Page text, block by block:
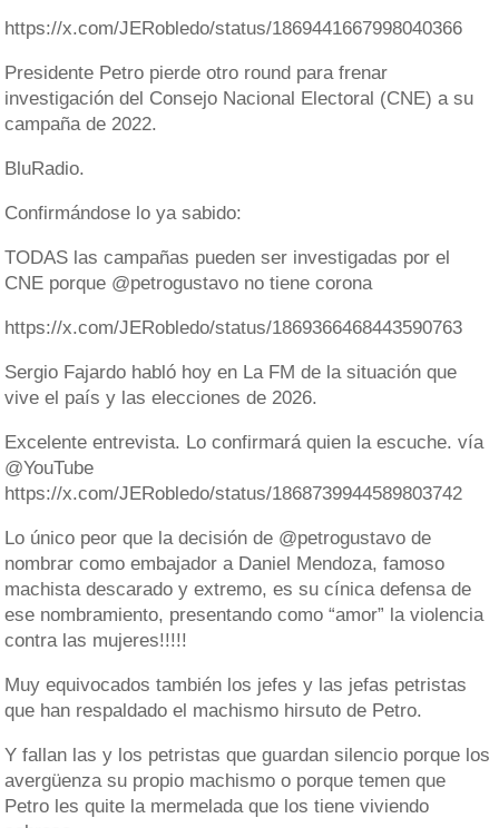
https://x.com/JERobledo/status/1869441667998040366
Presidente Petro pierde otro round para frenar
investigación del Consejo Nacional Electoral (CNE) a su
campaña de 2022.
BluRadio.
Confirmándose lo ya sabido:
TODAS las campañas pueden ser investigadas por el
CNE porque @petrogustavo no tiene corona
https://x.com/JERobledo/status/1869366468443590763
Sergio Fajardo habló hoy en La FM de la situación que
vive el país y las elecciones de 2026.
Excelente entrevista. Lo confirmará quien la escuche. vía
@YouTube
https://x.com/JERobledo/status/1868739944589803742
Lo único peor que la decisión de @petrogustavo de
nombrar como embajador a Daniel Mendoza, famoso
machista descarado y extremo, es su cínica defensa de
ese nombramiento, presentando como “amor” la violencia
contra las mujeres!!!!!
Muy equivocados también los jefes y las jefas petristas
que han respaldado el machismo hirsuto de Petro.
Y fallan las y los petristas que guardan silencio porque los
avergüenza su propio machismo o porque temen que
Petro les quite la mermelada que los tiene viviendo